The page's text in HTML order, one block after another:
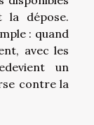
la dépose.
: quand
avec les
un
contre la